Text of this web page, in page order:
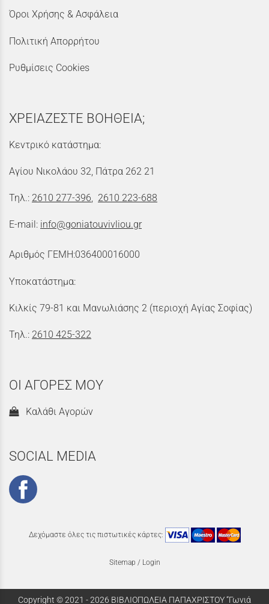
Όροι Χρήσης & Ασφάλεια
Πολιτική Απορρήτου
Ρυθμίσεις Cookies
ΧΡΕΙΑΖΕΣΤΕ ΒΟΗΘΕΙΑ;
Κεντρικό κατάστημα:
Αγίου Νικολάου 32, Πάτρα 262 21
Τηλ.: 2610 277-396, 2610 223-688
E-mail: info@goniatouvivliou.gr
Αριθμός ΓΕΜΗ:036400016000
Υποκατάστημα:
Κιλκίς 79-81 και Μανωλιάσης 2 (περιοχή Αγίας Σοφίας)
Τηλ.: 2610 425-322
ΟΙ ΑΓΟΡΕΣ ΜΟΥ
Καλάθι Αγορών
SOCIAL MEDIA
Δεχόμαστε όλες τις πιστωτικές κάρτες:
Sitemap / Login
Copyright © 2021 - 2026 ΒΙΒΛΙΟΠΩΛΕΙΑ ΠΑΠΑΧΡΙΣΤΟΥ “Γωνιά